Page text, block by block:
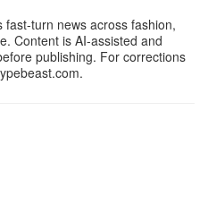
turn news across fashion,
Content is AI-assisted and
publishing. For corrections